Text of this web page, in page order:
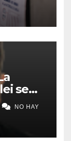
se
de
NO HAY